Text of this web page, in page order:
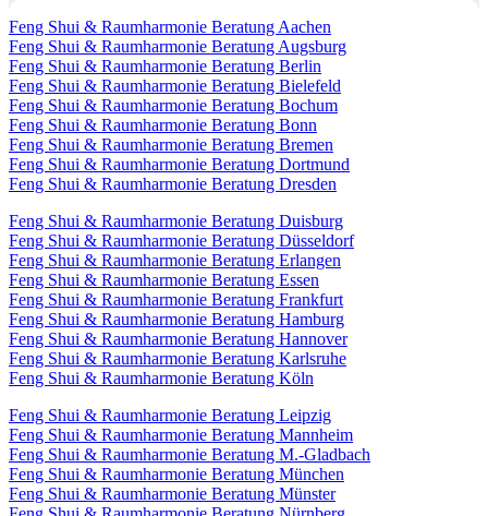
Feng Shui & Raumharmonie Beratung Aachen
Feng Shui & Raumharmonie Beratung Augsburg
Feng Shui & Raumharmonie Beratung Berlin
Feng Shui & Raumharmonie Beratung Bielefeld
Feng Shui & Raumharmonie Beratung Bochum
Feng Shui & Raumharmonie Beratung Bonn
Feng Shui & Raumharmonie Beratung Bremen
Feng Shui & Raumharmonie Beratung Dortmund
Feng Shui & Raumharmonie Beratung Dresden
Feng Shui & Raumharmonie Beratung Duisburg
Feng Shui & Raumharmonie Beratung Düsseldorf
Feng Shui & Raumharmonie Beratung Erlangen
Feng Shui & Raumharmonie Beratung Essen
Feng Shui & Raumharmonie Beratung Frankfurt
Feng Shui & Raumharmonie Beratung Hamburg
Feng Shui & Raumharmonie Beratung Hannover
Feng Shui & Raumharmonie Beratung Karlsruhe
Feng Shui & Raumharmonie Beratung Köln
Feng Shui & Raumharmonie Beratung Leipzig
Feng Shui & Raumharmonie Beratung Mannheim
Feng Shui & Raumharmonie Beratung M.-Gladbach
Feng Shui & Raumharmonie Beratung München
Feng Shui & Raumharmonie Beratung Münster